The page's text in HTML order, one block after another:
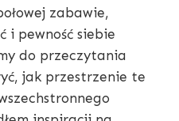
zabawie,
i pewność siebie
do przeczytania
jak przestrzenie te